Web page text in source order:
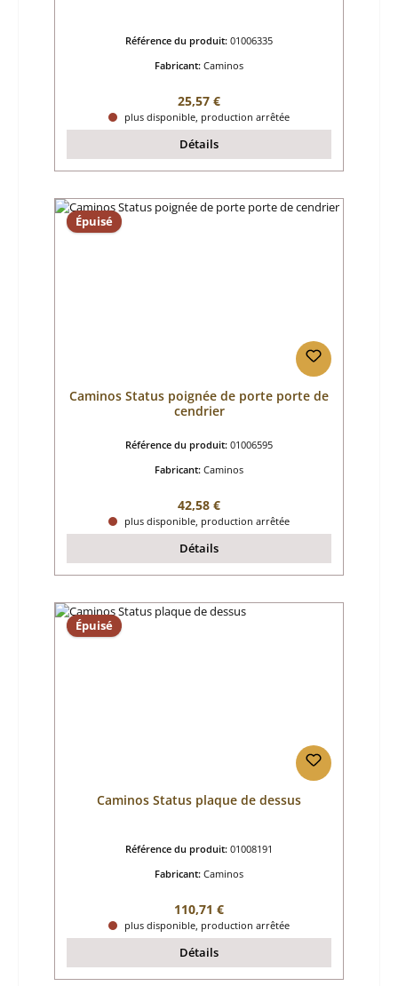
Référence du produit: 01006335
Fabricant: Caminos
Prix régulier :
25,57 €
plus disponible, production arrêtée
Détails
Épuisé
Caminos Status poignée de porte porte de
cendrier
Référence du produit: 01006595
Fabricant: Caminos
Prix régulier :
42,58 €
plus disponible, production arrêtée
Détails
Épuisé
Caminos Status plaque de dessus
Référence du produit: 01008191
Fabricant: Caminos
Prix régulier :
110,71 €
plus disponible, production arrêtée
Détails